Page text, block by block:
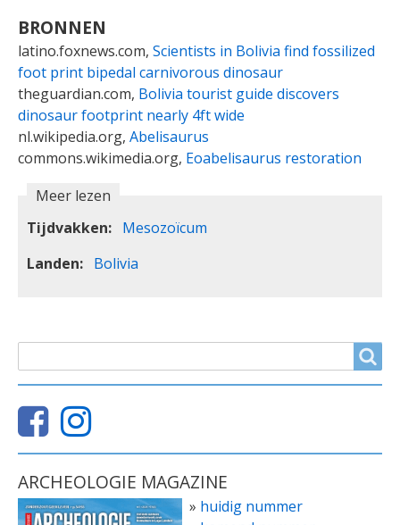
BRONNEN
latino.foxnews.com, Scientists in Bolivia find fossilized
foot print bipedal carnivorous dinosaur
theguardian.com, Bolivia tourist guide discovers
dinosaur footprint nearly 4ft wide
nl.wikipedia.org, Abelisaurus
commons.wikimedia.org, Eoabelisaurus restoration
Meer lezen
Tijdvakken
Mesozoïcum
Landen
Bolivia
ARCHEOLOGIE MAGAZINE
» huidig nummer